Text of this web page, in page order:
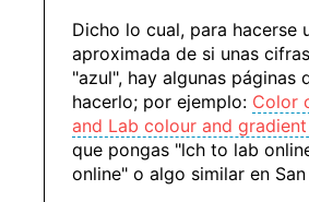
Dicho lo cual, para hacerse
aproximada de si unas
"azul", hay algunas páginas
hacerlo; por ejemplo: Color
and Lab colour and
que pongas "lch to lab
online" o algo similar en